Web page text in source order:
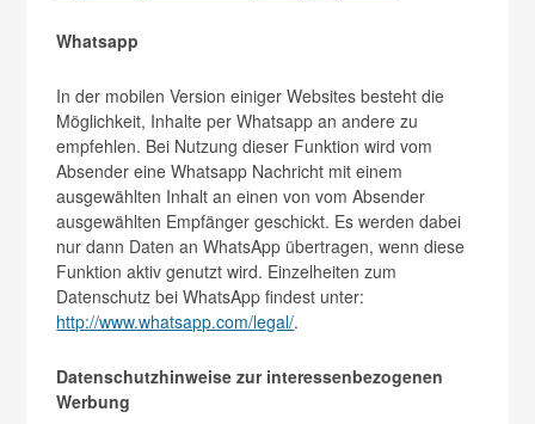
Whatsapp
In der mobilen Version einiger Websites besteht die
Möglichkeit, Inhalte per Whatsapp an andere zu
empfehlen. Bei Nutzung dieser Funktion wird vom
Absender eine Whatsapp Nachricht mit einem
ausgewählten Inhalt an einen von vom Absender
ausgewählten Empfänger geschickt. Es werden dabei
nur dann Daten an WhatsApp übertragen, wenn diese
Funktion aktiv genutzt wird. Einzelheiten zum
Datenschutz bei WhatsApp findest unter:
http://www.whatsapp.com/legal/.
Datenschutzhinweise zur interessenbezogenen
Werbung